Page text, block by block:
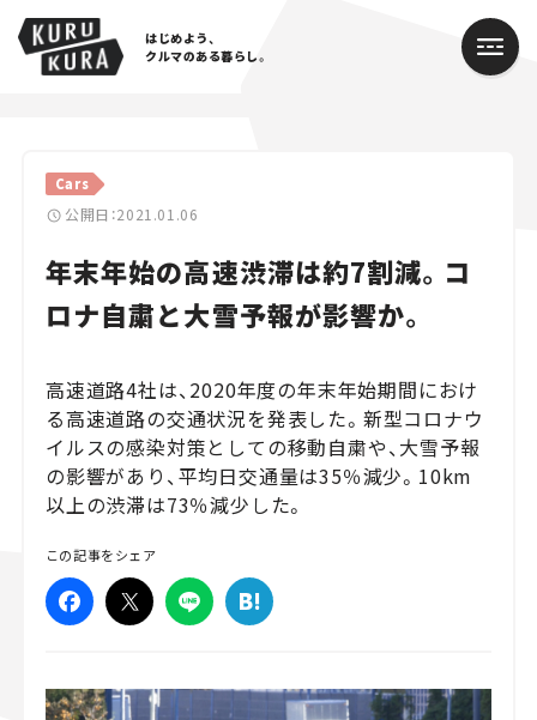
はじめよう、
クルマのある暮らし。
Cars
公開日：2021.01.06
年末年始の高速渋滞は約7割減。コ
ロナ自粛と大雪予報が影響か。
高速道路4社は、2020年度の年末年始期間におけ
る高速道路の交通状況を発表した。新型コロナウ
イルスの感染対策としての移動自粛や、大雪予報
の影響があり、平均日交通量は35％減少。10km
以上の渋滞は73％減少した。
この記事をシェア
Cars
Lifestyle
Traffic
Special
Series
Campaign
スズキ ジムニー｜Suzuki Jimny
マツダ｜Mazda
マツダ ロードスター｜Mazda Roadster